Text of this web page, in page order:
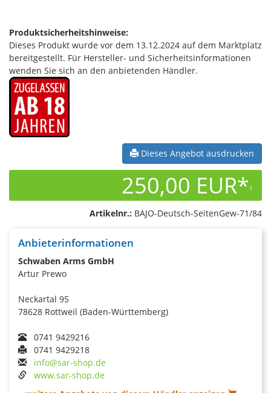
Produktsicherheitshinweise:
Dieses Produkt wurde vor dem 13.12.2024 auf dem Marktplatz
bereitgestellt. Für Hersteller- und Sicherheitsinformationen
wenden Sie sich an den anbietenden Händler.
Dieses Angebot ausdrucken
250,00 EUR*1
Artikelnr.: BAJO-Deutsch-SeitenGew-71/84
Anbieterinformationen
Schwaben Arms GmbH
Artur Prewo
Neckartal 95
78628 Rottweil (Baden-Württemberg)
0741 9429216
0741 9429218
info@sar-shop.de
www.sar-shop.de